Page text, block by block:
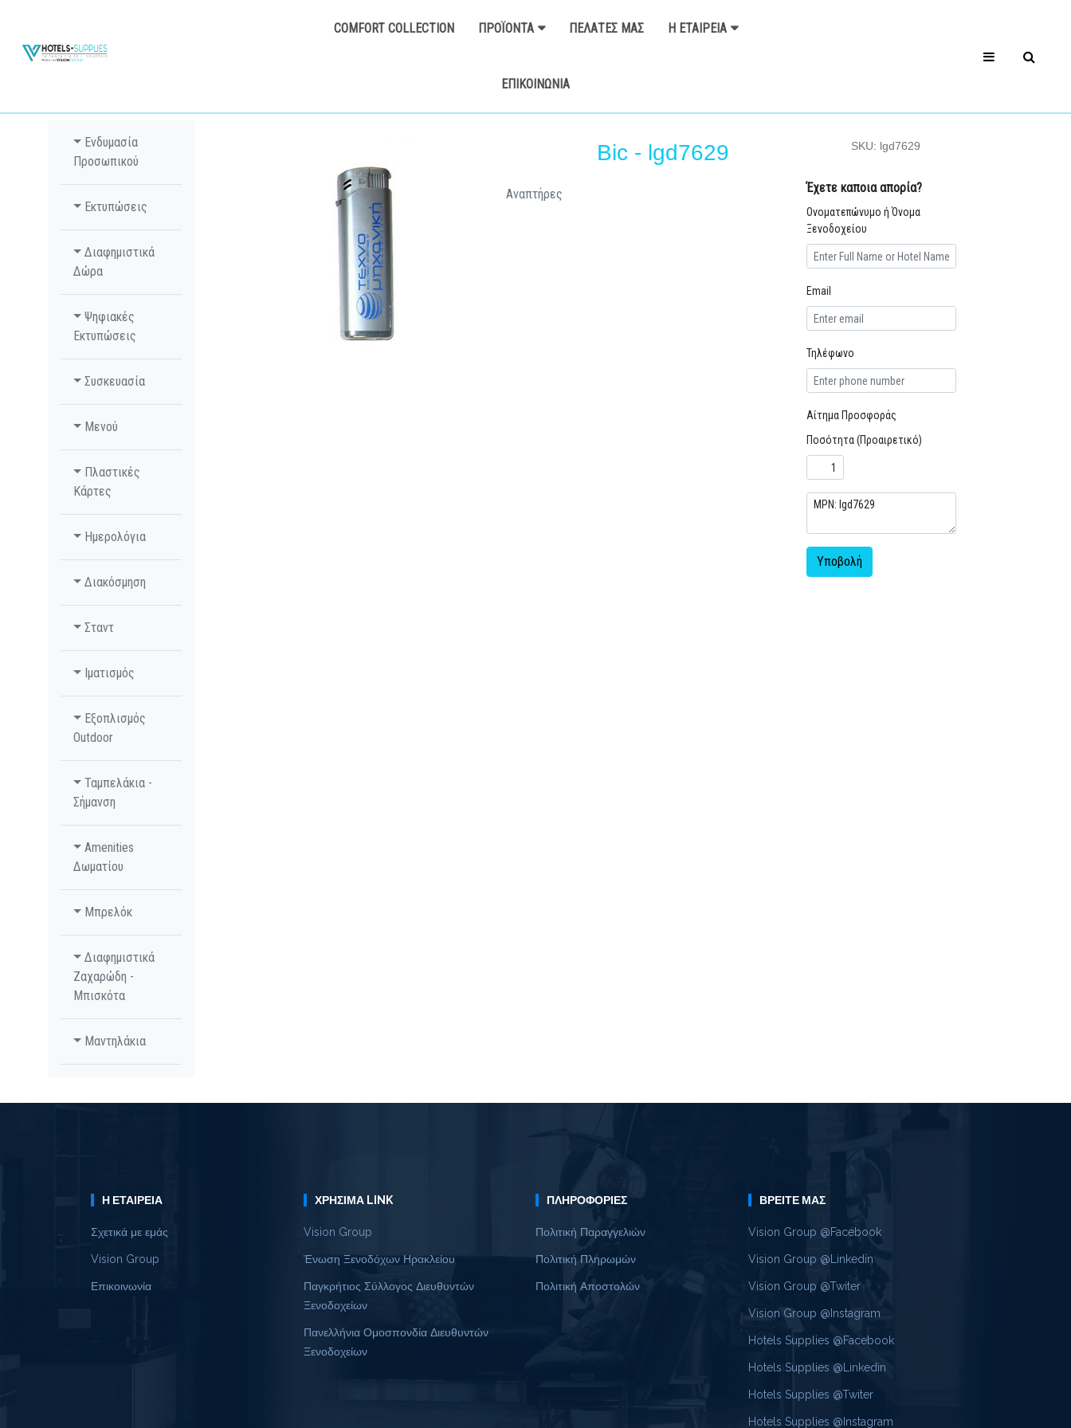
COMFORT COLLECTION ΠΡΟΪΌΝΤΑ ΠΕΛΆΤΕΣ ΜΑΣ Η ΕΤΑΙΡΕΊΑ
ΕΠΙΚΟΙΝΩΝΊΑ
Ενδυμασία
Προσωπικού
Εκτυπώσεις
Διαφημιστικά
Δώρα
Ψηφιακές
Εκτυπώσεις
Συσκευασία
Μενού
Πλαστικές
Κάρτες
Ημερολόγια
Διακόσμηση
Σταντ
Ιματισμός
Εξοπλισμός
Outdoor
Ταμπελάκια -
Σήμανση
Amenities
Δωματίου
Μπρελόκ
Διαφημιστικά
Ζαχαρώδη -
Μπισκότα
Μαντηλάκια
Bic - lgd7629 SKU: lgd7629
Αναπτήρες Έχετε καποια απορία?
Ονοματεπώνυμο ή Όνομα
Ξενοδοχείου
Email
Τηλέφωνο
Αίτημα Προσφοράς
Ποσότητα (Προαιρετικό)
Υποβολή
Η ΕΤΑΙΡΕΊΑ
Σχετικά με εμάς
Vision Group
Επικοινωνία
ΧΡΉΣΙΜΑ LINK
Vision Group
Ένωση Ξενοδόχων Ηρακλείου
Παγκρήτιος Σύλλογος Διευθυντών
Ξενοδοχείων
Πανελλήνια Ομοσπονδία Διευθυντών
Ξενοδοχείων
ΠΛΗΡΟΦΟΡΊΕΣ
Πολιτική Παραγγελιών
Πολιτική Πληρωμών
Πολιτική Αποστολών
ΒΡΕΊΤΕ ΜΑΣ
Vision Group @Facebook
Vision Group @Linkedin
Vision Group @Twiter
Vision Group @Instagram
Hotels Supplies @Facebook
Hotels Supplies @Linkedin
Hotels Supplies @Twiter
Hotels Supplies @Instagram